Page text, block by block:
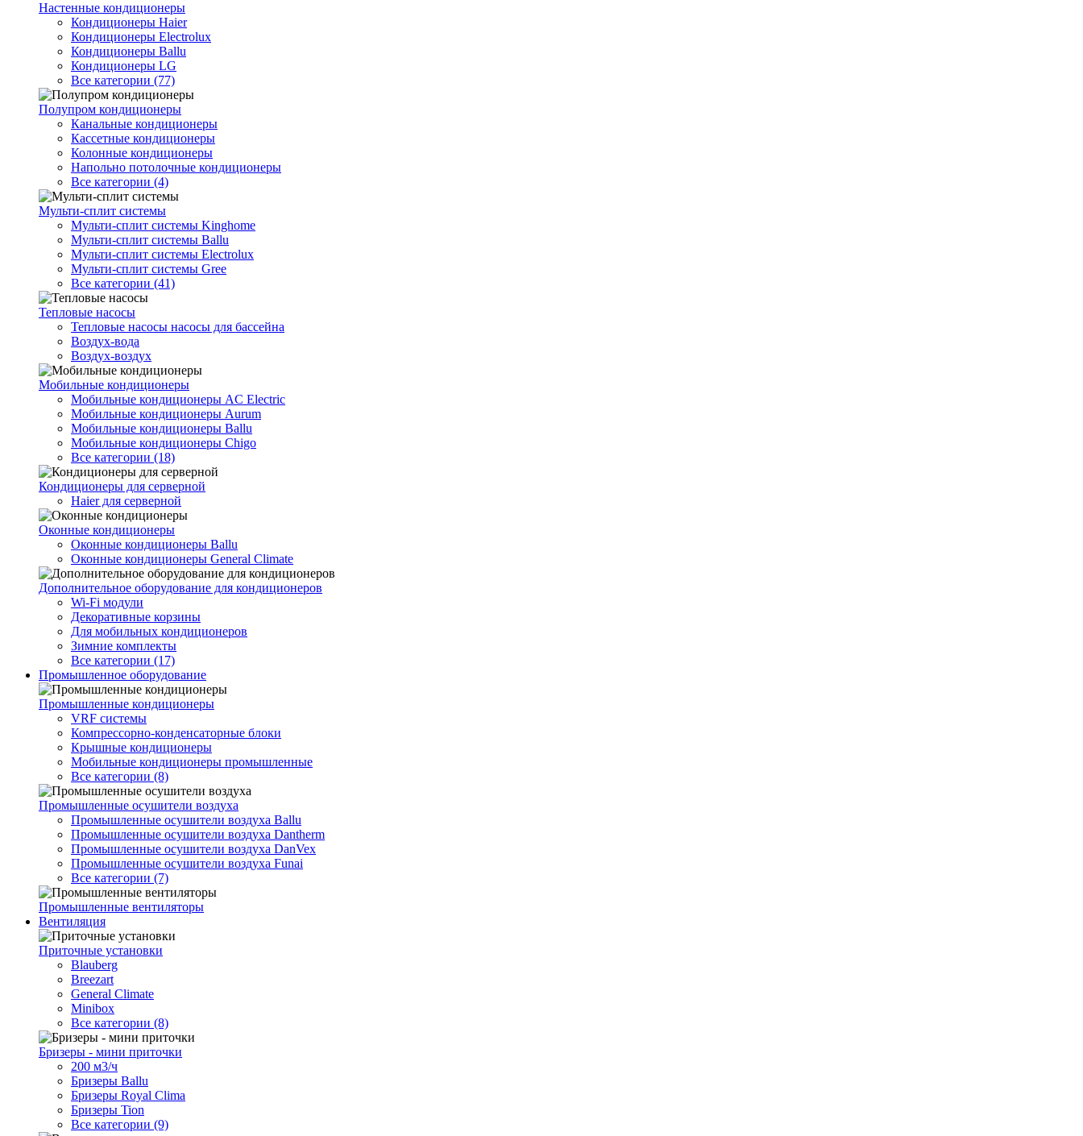
Настенные кондиционеры
Кондиционеры Haier
Кондиционеры Electrolux
Кондиционеры Ballu
Кондиционеры LG
Все категории (77)
Полупром кондиционеры
Канальные кондиционеры
Кассетные кондиционеры
Колонные кондиционеры
Напольно потолочные кондиционеры
Все категории (4)
Мульти-сплит системы
Мульти-сплит системы Kinghome
Мульти-сплит системы Ballu
Мульти-сплит системы Electrolux
Мульти-сплит системы Gree
Все категории (41)
Тепловые насосы
Тепловые насосы насосы для бассейна
Воздух-вода
Воздух-воздух
Мобильные кондиционеры
Мобильные кондиционеры AC Electric
Мобильные кондиционеры Aurum
Мобильные кондиционеры Ballu
Мобильные кондиционеры Chigo
Все категории (18)
Кондиционеры для серверной
Haier для серверной
Оконные кондиционеры
Оконные кондиционеры Ballu
Оконные кондиционеры General Climate
Дополнительное оборудование для кондиционеров
Wi-Fi модули
Декоративные корзины
Для мобильных кондиционеров
Зимние комплекты
Все категории (17)
Промышленное оборудование
Промышленные кондиционеры
VRF системы
Компрессорно-конденсаторные блоки
Крышные кондиционеры
Мобильные кондиционеры промышленные
Все категории (8)
Промышленные осушители воздуха
Промышленные осушители воздуха Ballu
Промышленные осушители воздуха Dantherm
Промышленные осушители воздуха DanVex
Промышленные осушители воздуха Funai
Все категории (7)
Промышленные вентиляторы
Вентиляция
Приточные установки
Blauberg
Breezart
General Climate
Minibox
Все категории (8)
Бризеры - мини приточки
200 м3/ч
Бризеры Ballu
Бризеры Royal Clima
Бризеры Tion
Все категории (9)